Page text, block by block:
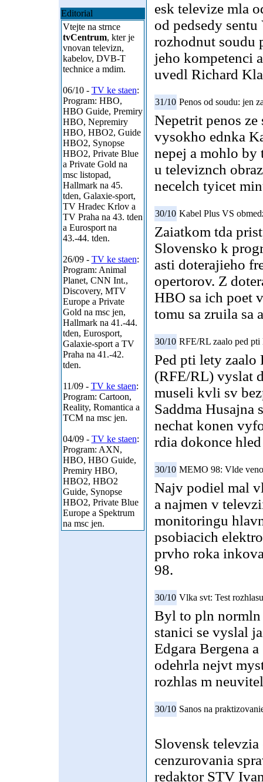
Editorial
Vtejte na strnce
tvCentrum, kter je
vnovan televizn,
kabelov, DVB-T
technice a mdim.
06/10 - TV ke staen:
Program: HBO,
HBO Guide, Premiry
HBO, Nepremiry
HBO, HBO2, Guide
HBO2, Synopse
HBO2, Private Blue
a Private Gold na
msc listopad,
Hallmark na 45.
tden, Galaxie-sport,
TV Hradec Krlov a
TV Praha na 43. tden
a Eurosport na
43.-44. tden.
26/09 - TV ke staen:
Program: Animal
Planet, CNN Int.,
Discovery, MTV
Europe a Private
Gold na msc jen,
Hallmark na 41.-44.
tden, Eurosport,
Galaxie-sport a TV
Praha na 41.-42.
tden.
11/09 - TV ke staen:
Program: Cartoon,
Reality, Romantica a
TCM na msc jen.
04/09 - TV ke staen:
Program: AXN,
HBO, HBO Guide,
Premiry HBO,
HBO2, HBO2
Guide, Synopse
HBO2, Private Blue
Europe a Spektrum
na msc jen.
esk televize mla
od pedsedy
rozhodnut soudu
jeho kompetenci
uvedl Richard
31/10 Penos od soudu: jen
Nepetrit penos
vysokho ednka
nepej a mohlo
u televiznch
necelch tyicet
30/10 Kabel Plus VS
Zaiatkom tda
Slovensko k
asti doterajieho
opertorov. Z
HBO sa ich poet
tomu sa zruila sa
30/10 RFE/RL zaalo ped
Ped pti lety
(RFE/RL) vyslat
museli kvli sv
Saddma Husajna
nechat konen
rdia dokonce
30/10 MEMO 98: Vlde
Najv podiel mal
a najmen v
monitoringu
psobiacich
prvho roka
98.
30/10 Vlka svt: Test rozhlasu
Byl to pln normln
stanici se vyslal
Edgara Bergena
odehrla nejvt
rozhlas m
30/10 Sanos na
Slovensk
cenzurovania
redaktor STV